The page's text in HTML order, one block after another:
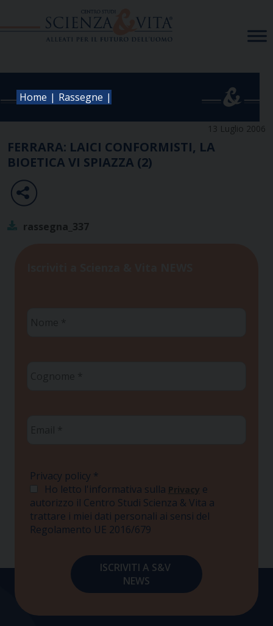
Home | Rassegne |
13 Luglio 2006
FERRARA: LAICI CONFORMISTI, LA
BIOETICA VI SPIAZZA (2)
rassegna_337
Privacy policy *
Ho letto l'informativa sulla Privacy e
autorizzo il Centro Studi Scienza & Vita a
trattare i miei dati personali ai sensi del
Regolamento UE 2016/679